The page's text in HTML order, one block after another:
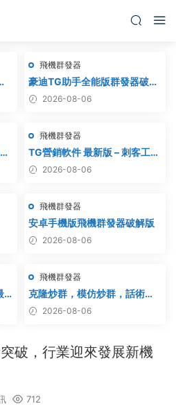
飛機群發器
豪迪TG助手全能版群發器破解
版 2026-08-06
飛機群發器
TG營銷軟件 最新版 – 刺客工作
室破解版
2026-08-06
飛機群發器
安卓手機版飛機群發器破解版
2026-08-06
飛機群發器
克隆炒群，模仿炒群，話術炒
群，跟發炒群，自動炒群 破解
報群發 telegram群發 克隆炒
群 炒群
2026-08-06
破，行業迎來發展新機
712